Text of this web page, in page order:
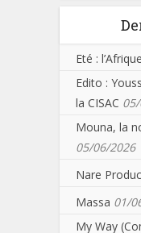
Eté :
Edito :
la CISAC
Mouna, la
05/06/2026
Nare
Massa 01/
My Way